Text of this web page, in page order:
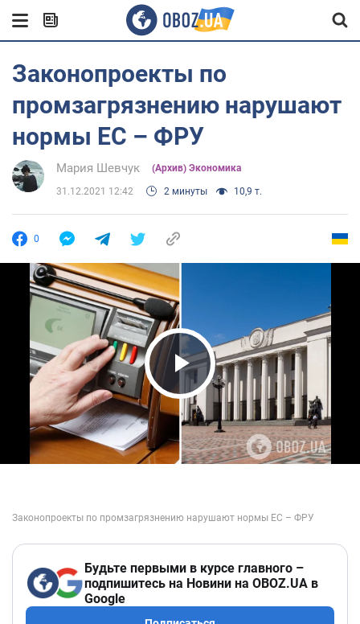
Законопроекты по
промзагрязнению нарушают
нормы ЕС – ФРУ
Мария Шевчук (Архив) Экономика
31.12.2021 12:42 2 минуты 10,9 т.
0
Play Video
Будьте первыми в курсе главного –
подпишитесь на Новини на OBOZ.UA в
Google